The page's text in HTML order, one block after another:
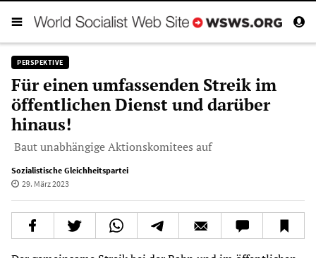
PERSPEKTIVE
Für einen umfassenden Streik im
öffentlichen Dienst und darüber
hinaus!
Baut unabhängige Aktionskomitees auf
Sozialistische Gleichheitspartei
29. März 2023